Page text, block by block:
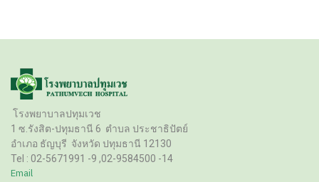
โรงพยาบาลปทุมเวช
1 ซ.รังสิต-ปทุมธานี 6 ตำบล ประชาธิปัตย์
อำเภอ ธัญบุรี จังหวัด ปทุมธานี 12130
Tel : 02-5671991 -9 ,02-9584500 -14
Email